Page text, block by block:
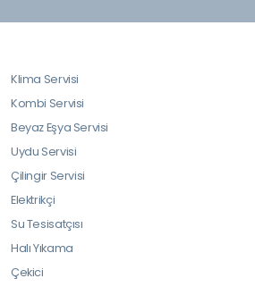
Klima Servisi
Kombi Servisi
Beyaz Eşya Servisi
Uydu Servisi
Çilingir Servisi
Elektrikçi
Su Tesisatçısı
Halı Yıkama
Çekici